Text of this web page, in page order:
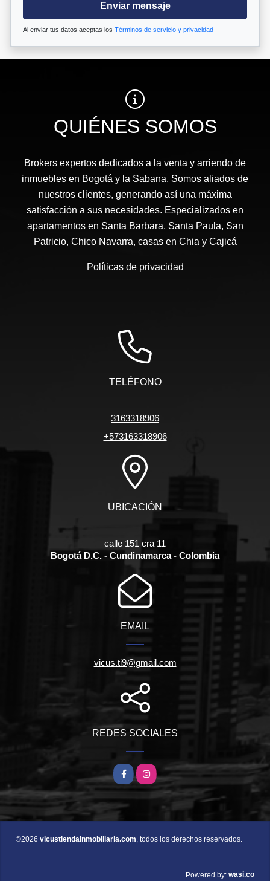
Enviar mensaje
Al enviar tus datos aceptas los Términos de servicio y privacidad
QUIÉNES SOMOS
Brokers expertos dedicados a la venta y arriendo de
inmuebles en Bogotá y la Sabana. Somos aliados de
nuestros clientes, generando así una máxima
satisfacción a sus necesidades. Especializados en
apartamentos en Santa Barbara, Santa Paula, San
Patricio, Chico Navarra, casas en Chia y Cajicá
Políticas de privacidad
TELÉFONO
3163318906
+573163318906
UBICACIÓN
calle 151 cra 11
Bogotá D.C. - Cundinamarca - Colombia
EMAIL
vicus.ti9@gmail.com
REDES SOCIALES
FacebookInstagram
©2026 vicustiendainmobiliaria.com, todos los derechos reservados.
Powered by: wasi.co